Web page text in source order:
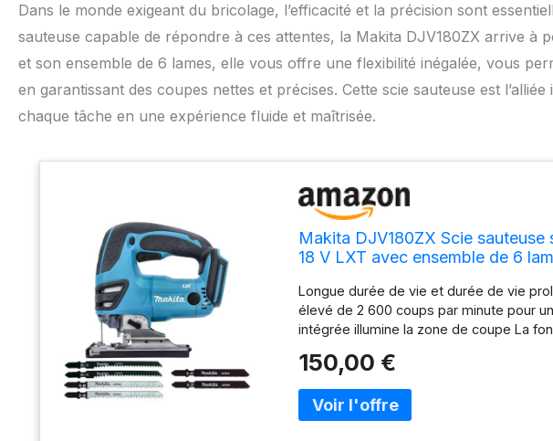
Dans le monde exigeant du bricolage, l’efficacité et la précision sont
sauteuse capable de répondre à ces attentes, la Makita DJV180ZX arrive à
et son ensemble de 6 lames, elle vous offre une flexibilité inégalée, vous
en garantissant des coupes nettes et précises. Cette scie sauteuse est
chaque tâche en une expérience fluide et maîtrisée.
Makita DJV180ZX Scie
18 V LXT avec ensemble de 6
Longue durée de vie et durée de vie
élevé de 2 600 coups par minute pour
intégrée illumine la zone de coupe La
changement rapide et facile de la lame
une prise en main et un contrôle
applications de coupe Le souffleur
Design léger et compact pour un
150,00 €